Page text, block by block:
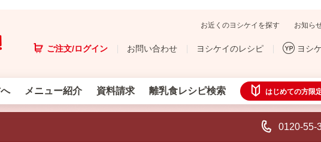
お近くのヨシケイを探す お知ら
ご注文/ログイン お問い合わせ ヨシケイのレシピ ヨシ
メニュー紹介 資料請求 離乳食レシピ検索 はじめての方限
0120-55-